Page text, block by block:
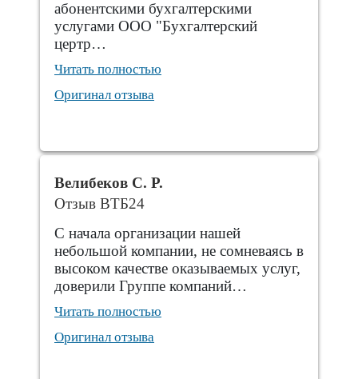
абонентскими бухгалтерскими
услугами ООО "Бухгалтерский
цертр…
Читать полностью
Оригинал отзыва
Велибеков С. Р.
Отзыв ВТБ24
С начала организации нашей
небольшой компании, не сомневаясь в
высоком качестве оказываемых услуг,
доверили Группе компаний…
Читать полностью
Оригинал отзыва